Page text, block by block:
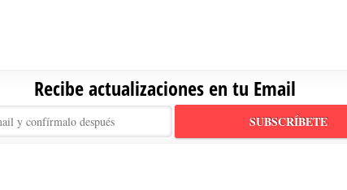
Recibe actualizaciones en tu Email